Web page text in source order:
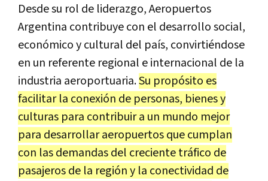
Desde su rol de liderazgo, Aeropuertos
Argentina contribuye con el desarrollo social,
económico y cultural del país, convirtiéndose
en un referente regional e internacional de la
industria aeroportuaria.Su propósito es
facilitar la conexión de personas, bienes y
culturas para contribuir a un mundo mejor
para desarrollar aeropuertos que cumplan
con las demandas del creciente tráfico de
pasajeros de la región y la conectividad de